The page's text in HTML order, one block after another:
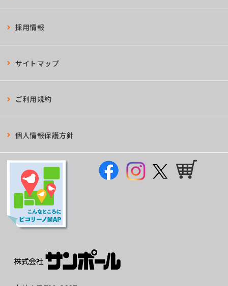
採用情報
サイトマップ
ご利用規約
個人情報保護方針